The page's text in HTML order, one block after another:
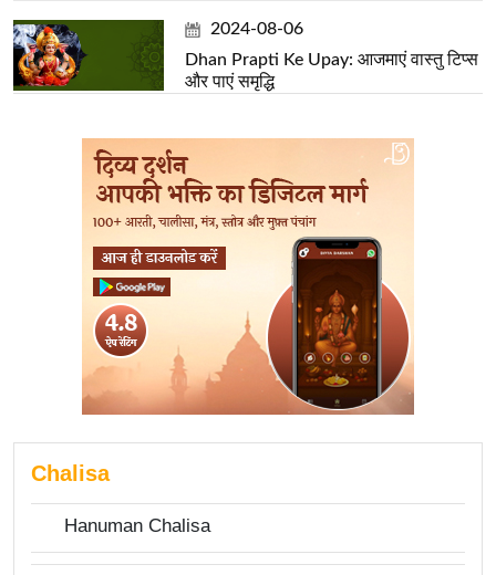
2024-08-06
Dhan Prapti Ke Upay: आजमाएं वास्तु टिप्स
और पाएं समृद्धि
Chalisa
Hanuman Chalisa